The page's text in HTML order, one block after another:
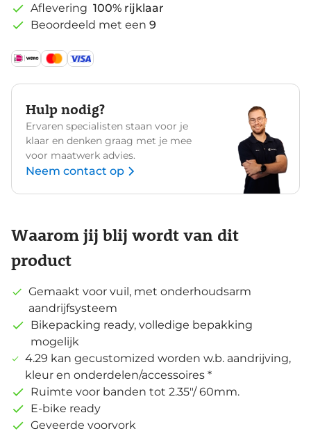
Aflevering 100% rijklaar
Beoordeeld met een 9
Hulp nodig?
Ervaren specialisten staan voor je
klaar en denken graag met je mee
voor maatwerk advies.
Neem contact op
Waarom jij blij wordt van dit
product
Gemaakt voor vuil, met onderhoudsarm
aandrijfsysteem
Bikepacking ready, volledige bepakking
mogelijk
4.29 kan gecustomized worden w.b. aandrijving,
kleur en onderdelen/accessoires *
Ruimte voor banden tot 2.35"/ 60mm.
E-bike ready
Geveerde voorvork